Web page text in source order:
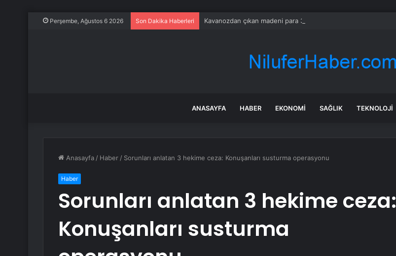
Perşembe, Ağustos 6 2026 Son Dakika Haberleri Kavanozdan çıkan madeni para 39 milyon lira kazandırdı
ANASAYFA HABER EKONOMI SAĞLIK TEKNOLOJI
Anasayfa / Haber / Sorunları anlatan 3 hekime ceza: Konuşanları susturma operasyonu
Haber
Sorunları anlatan 3 hekime ceza:
Konuşanları susturma